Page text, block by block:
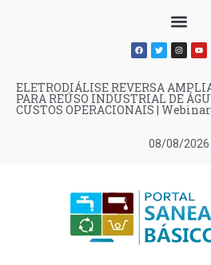
08/08/2026
ELETRODIÁLISE REVERSA
PARA REÚSO INDUSTRIAL DE
CUSTOS OPERACIONAIS |